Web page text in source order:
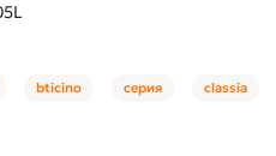
bticino серия classia